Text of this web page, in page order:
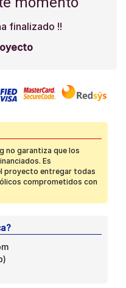
finalizado !!
no garantiza que los
Es
proyecto entregar todas
comprometidos con